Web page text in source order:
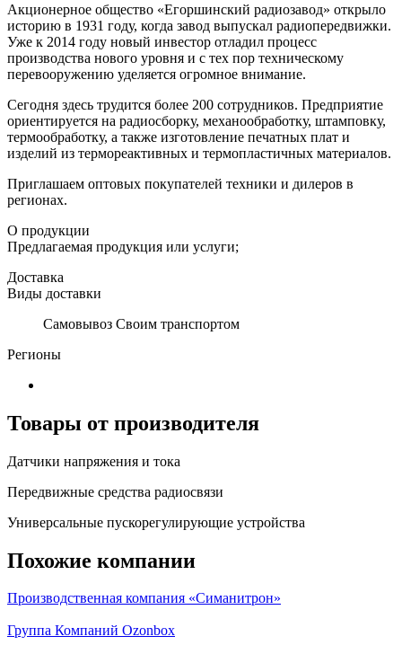
Акционерное общество «Егоршинский радиозавод» открыло
историю в 1931 году, когда завод выпускал радиопередвижки.
Уже к 2014 году новый инвестор отладил процесс
производства нового уровня и с тех пор техническому
перевооружению уделяется огромное внимание.
Сегодня здесь трудится более 200 сотрудников. Предприятие
ориентируется на радиосборку, механообработку, штамповку,
термообработку, а также изготовление печатных плат и
изделий из термореактивных и термопластичных материалов.
Приглашаем оптовых покупателей техники и дилеров в
регионах.
О продукции
Предлагаемая продукция или услуги;
Доставка
Виды доставки
Самовывоз Своим транспортом
Регионы
Товары от производителя
Датчики напряжения и тока
Передвижные средства радиосвязи
Универсальные пускорегулирующие устройства
Похожие компании
Производственная компания «Симанитрон»
Группа Компаний Ozonbox